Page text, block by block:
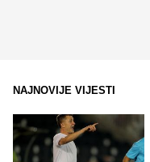
NAJNOVIJE VIJESTI